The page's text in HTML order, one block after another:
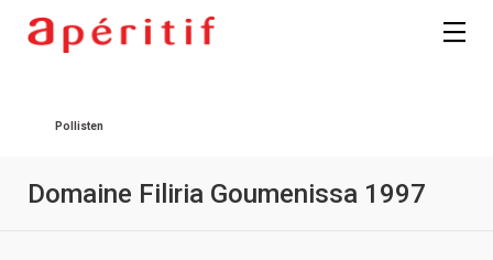
Pollisten
Domaine Filiria Goumenissa 1997